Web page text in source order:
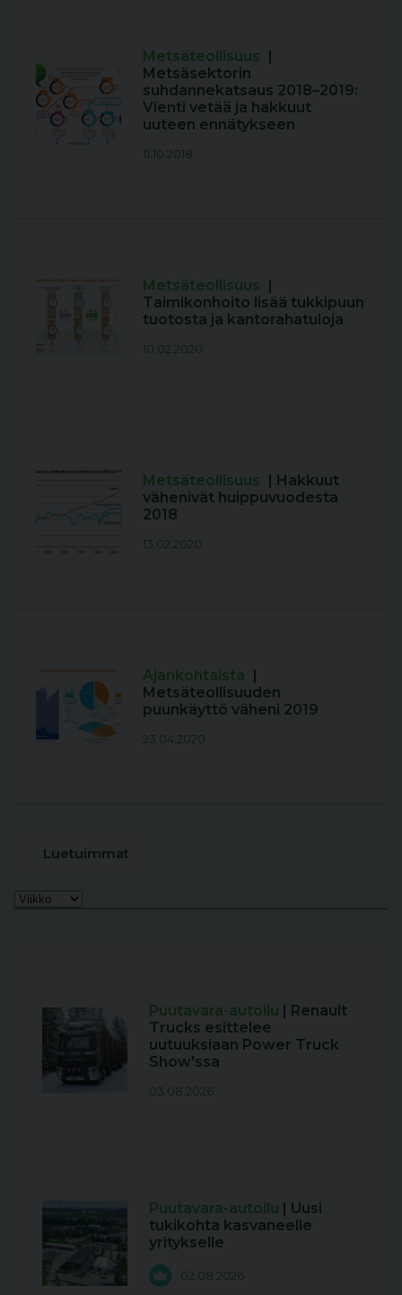
Metsäteollisuus |
Metsäsektorin
suhdannekatsaus 2018–2019:
Vienti vetää ja hakkuut
uuteen ennätykseen
11.10.2018
Metsäteollisuus |
Taimikonhoito lisää tukkipuun
tuotosta ja kantorahatuloja
10.02.2020
Metsäteollisuus | Hakkuut
vähenivät huippuvuodesta
2018
13.02.2020
Ajankohtaista |
Metsäteollisuuden
puunkäyttö väheni 2019
23.04.2020
Luetuimmat
Puutavara-autoilu | Renault
Trucks esittelee
uutuuksiaan Power Truck
Show'ssa
03.08.2026
Puutavara-autoilu | Uusi
tukikohta kasvaneelle
yritykselle
02.08.2026